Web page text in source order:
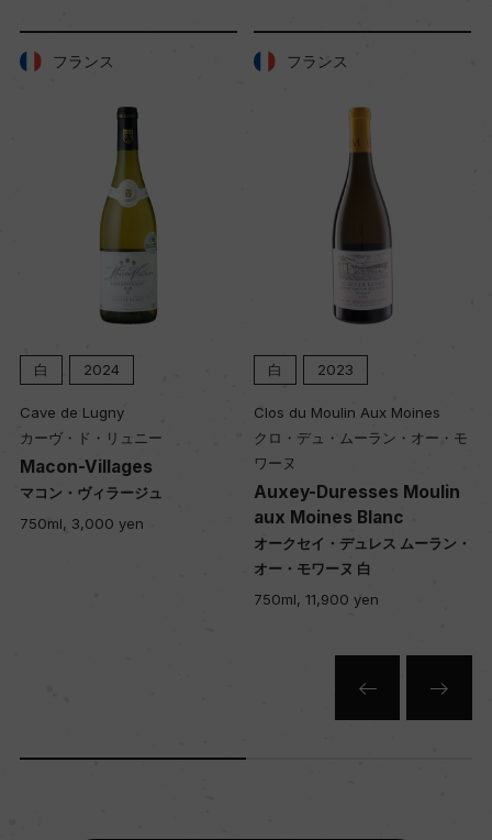
フランス
白 2024
Cave de Lugny
カーヴ・ド・リュニー
Macon-Villages
マコン・ヴィラージュ
750ml, 3,000 yen
フランス
白 2023
Clos du Moulin Aux Moines
クロ・デュ・ムーラン・オー・モ
ワーヌ
Auxey-Duresses Moulin
aux Moines Blanc
オークセイ・デュレス ムーラン・
オー・モワーヌ 白
750ml, 11,900 yen